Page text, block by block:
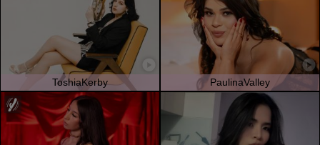
ToshiaKerby PaulinaValley